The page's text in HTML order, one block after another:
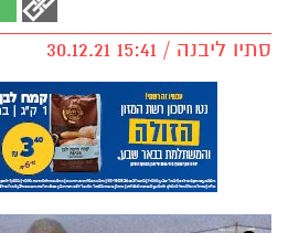
סתיו ליבנה / 15:41 30.12.21